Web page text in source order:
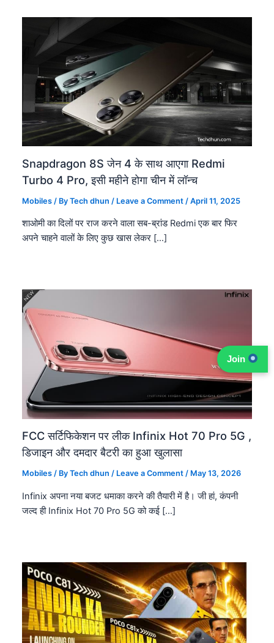
Snapdragon 8S जेन 4 के साथ आएगा Redmi
Turbo 4 Pro, इसी महीने होगा चीन में लॉन्च
Mobiles / ByTech dhun / Leave a Comment /April 11, 2025
शाओमी का दिलों पर राज करने वाला सब-ब्रांड Redmi एक बार फिर
अपने चाहने वालों के लिए कुछ खास लेकर […]
FCC सर्टिफिकेशन पर लीक Infinix Hot 70 Pro 5G ,
डिजाइन और दमदार बैटरी का हुआ खुलासा
Mobiles / ByTech dhun/ Leave a Comment / May 13, 2026
Infinix अपना नया बजट धमाका करने की तैयारी में है। जी हां, कंपनी
जल्द ही Infinix Hot 70 Pro 5G को कई […]
Join